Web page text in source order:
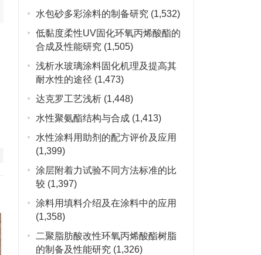
水包砂多彩涂料的制备研究 (1,532)
低黏度柔性UV固化环氧丙烯酸酯的
合成及性能研究 (1,505)
浅析水玻璃涂料固化机理及提高其
耐水性的途径 (1,473)
达克罗工艺浅析 (1,448)
水性聚氨酯结构与合成 (1,413)
水性涂料用助剂的配方评价及应用
(1,399)
涂层附着力试验不同方法标准的比
较 (1,397)
涂料用填料介绍及在涂料中的应用
(1,358)
二聚脂肪酸改性环氧丙烯酸酯树脂
的制备及性能研究 (1,326)